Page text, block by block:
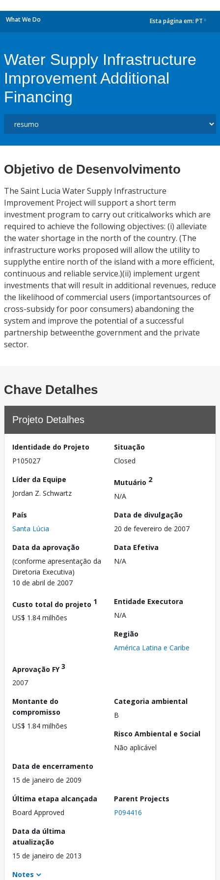
What We Do Esta página em: PT
Water Supply Infrastructure
Improvement Additional
Financing
Objetivo de Desenvolvimento
The Saint Lucia Water Supply Infrastructure
Improvement Project will support a short term
investment program to carry out criticalworks which are
required to achieve the following objectives: (i) alleviate
the water shortage in the north of the country. (The
infrastructure works proposed will allow the utility to
supplythe entire north of the island with a more efficient,
continuous and reliable service.)(ii) implement urgent
investments that will result in additional revenues, reduce
the likelihood of commercial users (importantsources of
cross-subsidy for poor consumers) abandoning the
system and improve the potential of a successful
partnership betweenthe government and the private
sector.
Chave Detalhes
Projeto Detalhes
Identidade do Projeto
P105027
Situação
Closed
Líder da Equipe
Jordan Z. Schwartz
Mutuário 2
N/A
País
Santa Lúcia
Data de divulgação
20 de fevereiro de 2007
Data da aprovação
(conforme apresentação da
Diretoria Executiva)
10 de abril de 2007
Data Efetiva
N/A
Custo total do projeto 1
US$ 1.84 milhões
Entidade Executora
N/A
Região
América Latina e Caribe
Aprovação FY3
2007
Montante do
compromisso
US$ 1.84 milhões
Categoria ambiental
B
Risco Ambiental e Social
Não aplicável
Data de encerramento
15 de janeiro de 2009
Última etapa alcançada
Board Approved
Parent Projects
P094416
Data da última
atualização
15 de janeiro de 2013
Notes